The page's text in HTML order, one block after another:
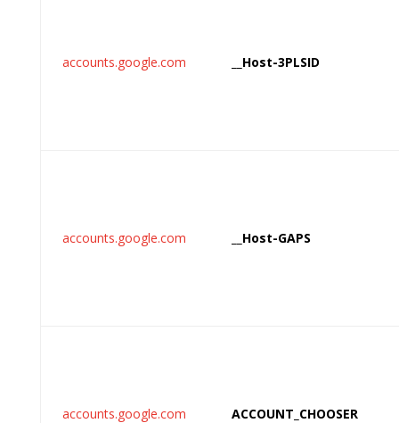
accounts.google.com __Host-3PLSID
accounts.google.com __Host-GAPS
accounts.google.com ACCOUNT_CHOOSER